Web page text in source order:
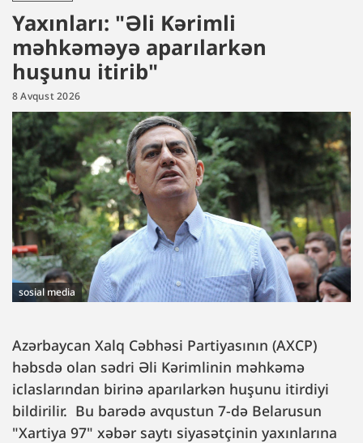
Yaxınları: "Əli Kərimli
məhkəməyə aparılarkən
huşunu itirib"
8 Avqust 2026
sosial media
Azərbaycan Xalq Cəbhəsi Partiyasının (AXCP)
həbsdə olan sədri Əli Kərimlinin məhkəmə
iclaslarından birinə aparılarkən huşunu itirdiyi
bildirilir. Bu barədə avqustun 7-də Belarusun
"Xartiya 97" xəbər saytı siyasətçinin yaxınlarına